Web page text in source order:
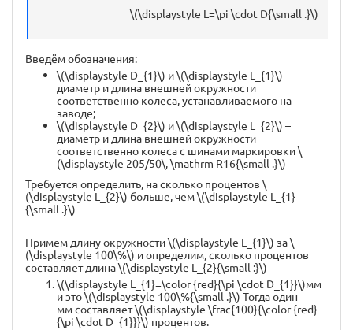
\(\displaystyle L=\pi \cdot D{\small .}\)
Введём обозначения:
\(\displaystyle D_{1}\) и \(\displaystyle L_{1}\) –
диаметр и длина внешней окружности
соответственно колеса, устанавливаемого на
заводе;
\(\displaystyle D_{2}\) и \(\displaystyle L_{2}\) –
диаметр и длина внешней окружности
соответственно колеса с шинами маркировки \
(\displaystyle 205/50\, \mathrm R16{\small .}\)
Требуется определить, на сколько процентов \
(\displaystyle L_{2}\) больше, чем \(\displaystyle L_{1}
{\small .}\)
Примем длину окружности \(\displaystyle L_{1}\) за \
(\displaystyle 100\%\) и определим, сколько процентов
составляет длина \(\displaystyle L_{2}{\small :}\)
\(\displaystyle L_{1}=\color {red}{\pi \cdot D_{1}}\)мм
и это \(\displaystyle 100\%{\small .}\) Тогда один
мм составляет \(\displaystyle \frac{100}{\color {red}
{\pi \cdot D_{1}}}\) процентов.